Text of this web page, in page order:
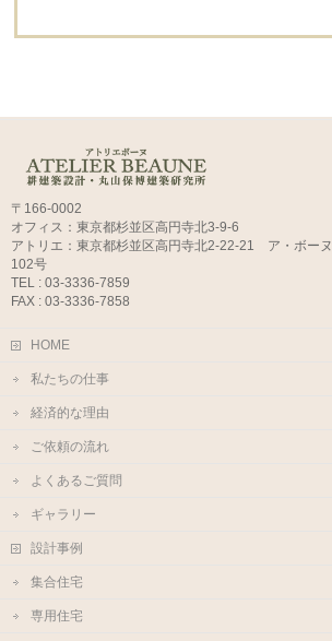
〒166-0002
オフィス：東京都杉並区高円寺北3-9-6
アトリエ：東京都杉並区高円寺北2-22-21 ア・ボーヌ
102号
TEL : 03-3336-7859
FAX : 03-3336-7858
HOME
私たちの仕事
経済的な理由
ご依頼の流れ
よくあるご質問
ギャラリー
設計事例
集合住宅
専用住宅